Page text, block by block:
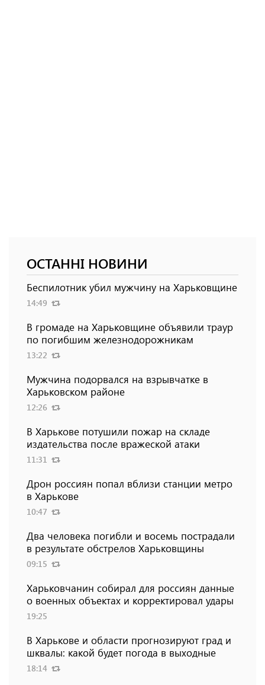
ОСТАННІ НОВИНИ
Беспилотник убил мужчину на Харьковщине
14:49
В громаде на Харьковщине объявили траур
по погибшим железнодорожникам
13:22
Мужчина подорвался на взрывчатке в
Харьковском районе
12:26
В Харькове потушили пожар на складе
издательства после вражеской атаки
11:31
Дрон россиян попал вблизи станции метро
в Харькове
10:47
Два человека погибли и восемь пострадали
в результате обстрелов Харьковщины
09:15
Харьковчанин собирал для россиян данные
о военных объектах и ​​корректировал удары
19:25
В Харькове и области прогнозируют град и
шквалы: какой будет погода в выходные
18:14